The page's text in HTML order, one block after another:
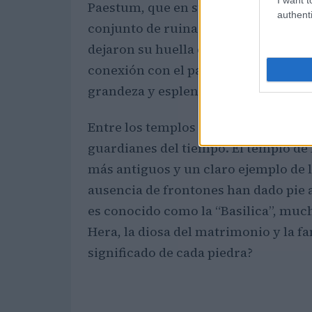
Paestum, que en sus orígenes fue
conjunto de ruinas; es un relato
dejaron su huella en este lugar. Al
conexión con el pasado? Cada
grandeza y esplendor.
Entre los templos más destacados
guardianes del tiempo. El templo de
más antiguos y un claro ejemplo
ausencia de frontones han dado
es conocido como la “Basilica”,
Hera, la diosa del matrimonio y la
significado de cada piedra?